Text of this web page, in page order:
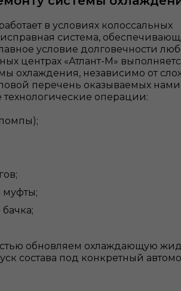
в условиях колоссальных
система,
условие долговечности
центрах «Атлант-М»
охлаждения, независимо от
перечень оказываемых нами
операции:
муфты;
обновляем охлаждающую
состава под конкретный